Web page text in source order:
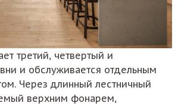
третий, четвертый и
и обслуживается отдельным
Через длинный лестничный
верхним фонарем,